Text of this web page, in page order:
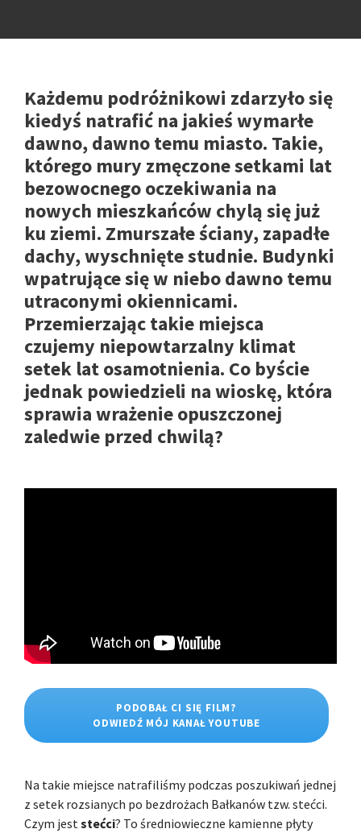
Każdemu podróżnikowi zdarzyło się
kiedyś natrafić na jakieś wymarłe
dawno, dawno temu miasto. Takie,
którego mury zmęczone setkami lat
bezowocnego oczekiwania na
nowych mieszkańców chylą się już
ku ziemi. Zmurszałe ściany, zapadłe
dachy, wyschnięte studnie. Budynki
wpatrujące się w niebo dawno temu
utraconymi okiennicami.
Przemierzając takie miejsca
czujemy niepowtarzalny klimat
setek lat osamotnienia. Co byście
jednak powiedzieli na wioskę, która
sprawia wrażenie opuszczonej
zaledwie przed chwilą?
PODOBAŁ CI SIĘ FILM?
ODWIEDŹ MÓJ KANAŁ YOUTUBE
Na takie miejsce natrafiliśmy podczas poszukiwań jednej
z setek rozsianych po bezdrożach Bałkanów tzw. stećci.
Czym jest stećci? To średniowieczne kamienne płyty